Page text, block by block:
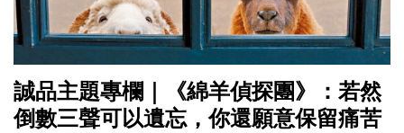
誠品主題專欄｜《綿羊偵探團》：若然
倒數三聲可以遺忘，你還願意保留痛苦